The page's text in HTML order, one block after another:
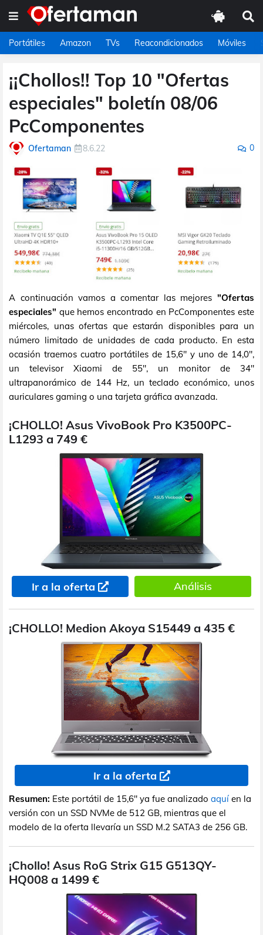
Portátiles Amazon TVs Reacondicionados Móviles
¡¡Chollos!! Top 10 "Ofertas
especiales" boletín 08/06
PcComponentes
Ofertaman 8.6.22 0
A continuación vamos a comentar las mejores "Ofertas
especiales" que hemos encontrado en PcComponentes este
miércoles, unas ofertas que estarán disponibles para un
número limitado de unidades de cada producto. En esta
ocasión traemos cuatro portátiles de 15,6" y uno de 14,0",
un televisor Xiaomi de 55", un monitor de 34"
ultrapanorámico de 144 Hz, un teclado económico, unos
auriculares gaming o una tarjeta gráfica avanzada.
¡CHOLLO! Asus VivoBook Pro K3500PC-
L1293 a 749 €
Ir a la oferta Análisis
¡CHOLLO! Medion Akoya S15449 a 435 €
Ir a la oferta
Resumen: Este portátil de 15,6" ya fue analizado aquí en la
versión con un SSD NVMe de 512 GB, mientras que el
modelo de la oferta llevaría un SSD M.2 SATA3 de 256 GB.
¡Chollo! Asus RoG Strix G15 G513QY-
HQ008 a 1499 €